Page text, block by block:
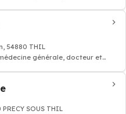
54880 THIL
générale, docteur et
SOUS THIL